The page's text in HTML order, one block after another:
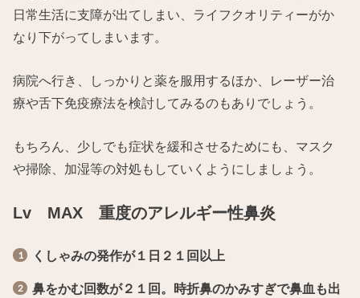
日常生活に支障が出てしまい、ライフクオリティーがか
なり下がってしまいます。
病院へ行き、しっかりと薬を服用するほか、レーザー治
療や舌下免疫療法を検討してみるのもありでしょう。
もちろん、少しでも症状を緩和させるためにも、マスク
や掃除、加湿等の対処もしていくようにしましょう。
Lv MAX 重度のアレルギー性鼻炎
くしゃみの発作が１日２１回以上
鼻をかむ回数が２１回。時折鼻のかみすぎで鼻血も出